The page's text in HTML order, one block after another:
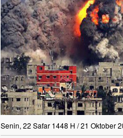
Senin, 22 Safar 1448 H / 21 Oktober
Bantu Naura,
Tumor
Hidup Naura
rintangan yang
berusia sepuluh
menghadapi
pembuluh